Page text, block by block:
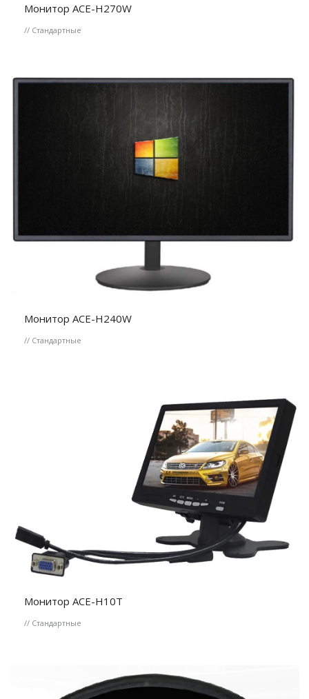
Монитор ACE-H270W
// Стандартные
Монитор ACE-H240W
// Стандартные
Монитор ACE-H10T
// Стандартные